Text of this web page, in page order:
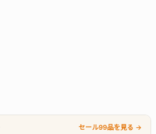
セール99品を見る →